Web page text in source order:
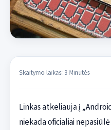
Skaitymo laikas: 3 Minutės
Linkas atkeliauja į
niekada oficialiai